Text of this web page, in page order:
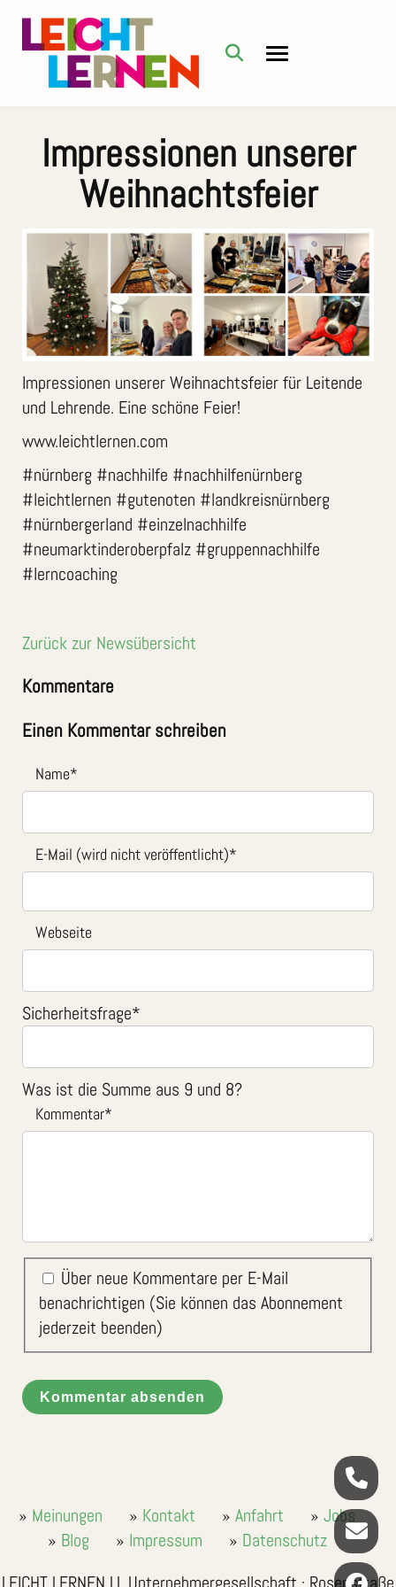
Impressionen unserer
Weihnachtsfeier
Impressionen unserer Weihnachtsfeier für Leitende
und Lehrende. Eine schöne Feier!
www.leichtlernen.com
#nürnberg #nachhilfe #nachhilfenürnberg
#leichtlernen #gutenoten #landkreisnürnberg
#nürnbergerland #einzelnachhilfe
#neumarktinderoberpfalz #gruppennachhilfe
#lerncoaching
Zurück zur Newsübersicht
Kommentare
Einen Kommentar schreiben
Name*
E-Mail (wird nicht veröffentlicht)*
Webseite
Sicherheitsfrage*
Was ist die Summe aus 9 und 8?
Kommentar*
Über neue Kommentare per E-Mail
benachrichtigen (Sie können das Abonnement
jederzeit beenden)
Kommentar absenden
Meinungen Kontakt Anfahrt
Jobs
Blog
Impressum
Datenschutz